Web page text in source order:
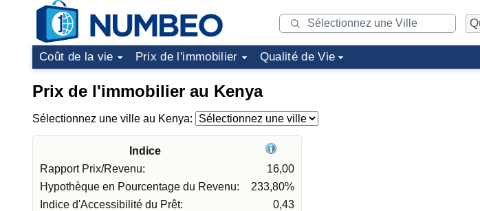
Coût de la vie Prix de l'immobilier Qualité de Vie
Prix de l'immobilier au Kenya
Sélectionnez une ville au Kenya:
Indice
Rapport Prix/Revenu:
16,00
Hypothèque en Pourcentage du Revenu:
233,80%
Indice d'Accessibilité du Prêt:
0,43